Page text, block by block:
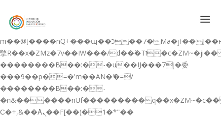
��������p�SVT�(w��ę��!j������
��x�;�-
m��@J����nQ+���պ��כ��7�Ma�jf��J��ͱ4j���Ѳ�
撆R��x�ZMz�7v��IW���/d��ٞ�Тז�c�ZM~�ji�� ߒ��sQz�����Ԡ��DW��3�De�n"��M�+/
��������B��:�-�u��IJ���7j�委
���9��p�=�'m��AN�ޭ�=/
��������B��:�-
�n&������nUf���������q��x�ZM~�
Ϲ�+,&��Ὰܢ��F[��(�1�*"��
CONÓCENOS
QUIENES SOMOS
QUÉ HACEMOS